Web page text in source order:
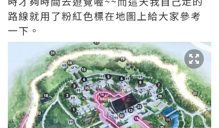
路線就用了粉紅色標在地圖上給大家參考
一下。